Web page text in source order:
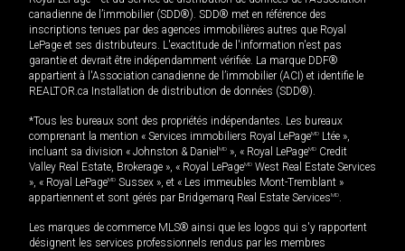
canadienne de l’immobilier (SDD®). SDD® met en référence des
inscriptions tenues par des agences immobilières autres que Royal
LePage et ses distributeurs. L'exactitude de l'information n'est pas
garantie et devrait être indépendamment vérifiée. La marque DDF®
appartient à l'Association canadienne de l’immobilier (ACI) et identifie le
REALTOR.ca Installation de distribution de données (SDD®).
*Tous les bureaux sont des propriétés indépendantes. Les bureaux
comprenant la mention « Services immobiliers Royal LePageMD Ltée »,
incluant sa division « Johnston & Daniel MD », « Royal LePageMD Credit
Valley Real Estate, Brokerage », « Royal LePageMD West Real Estate Services
», « Royal LePageMD Sussex », et « Les immeubles Mont-Tremblant »
appartiennent et sont gérés par Bridgemarq Real Estate ServicesMD.
Les marques de commerce MLS® ainsi que les logos qui s'y rapportent
désignent les services professionnels rendus par les membres